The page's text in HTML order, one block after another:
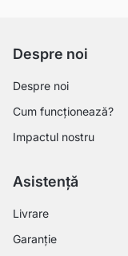
Despre noi
Despre noi
Cum funcționează?
Impactul nostru
Asistență
Livrare
Garanție